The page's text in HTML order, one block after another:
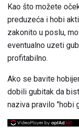
Kao što možete
preduzeća i hobi
zakonito u poslu,
eventualno uzeti
profitabilno.
Ako se bavite
dobili gubitak da
naziva pravilo "hobi